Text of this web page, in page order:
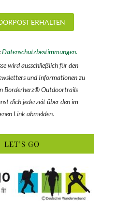
Datenschutzbestimmungen.
wird ausschließlich für den
und Informationen zu
Borderherz® Outdoortrails
dich jederzeit über den im
Link abmelden.
LET’S GO